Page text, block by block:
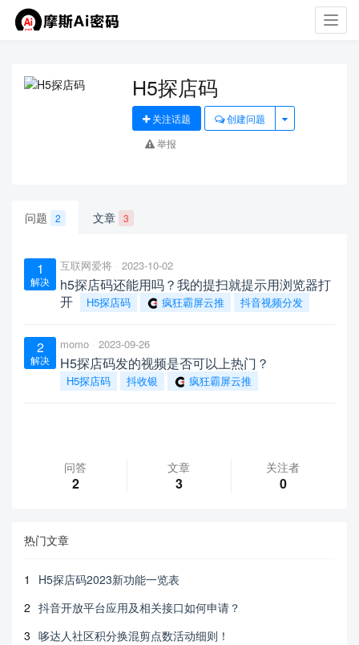
H5探店码
关注话题
创建问题
举报
问题 2 文章 3
1
解决
互联网爱将 2023-10-02
h5探店码还能用吗？我的提扫就提示用浏览器打
开
H5探店码 疯狂霸屏云推 抖音视频分发
2
解决
momo 2023-09-26
H5探店码发的视频是否可以上热门？
H5探店码 抖收银 疯狂霸屏云推
问答
2
文章
3
关注者
0
热门文章
1
H5探店码2023新功能一览表
2 抖音开放平台应用及相关接口如何申请？
3 哆达人社区积分换混剪点数活动细则！